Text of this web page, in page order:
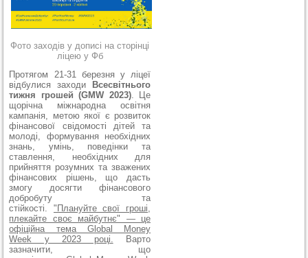
Фото заходів у дописі на сторінці
ліцею у Фб
Протягом 21-31 березня у ліцеї
відбулися заходи
Всесвітнього
тижня грошей (GMW 2023). Це
щорічна міжнародна освітня
кампанія, метою якої є розвиток
фінансової свідомості дітей та
молоді, формування необхідних
знань, умінь, поведінки та
ставлення, необхідних для
прийняття розумних та зважених
фінансових рішень, що дасть
змогу досягти фінансового
добробуту та
стійкості. "Плануйте свої гроші,
плекайте своє майбутнє" — це
офіційна тема Global Money
Week у 2023 році. Варто
зазначити, що